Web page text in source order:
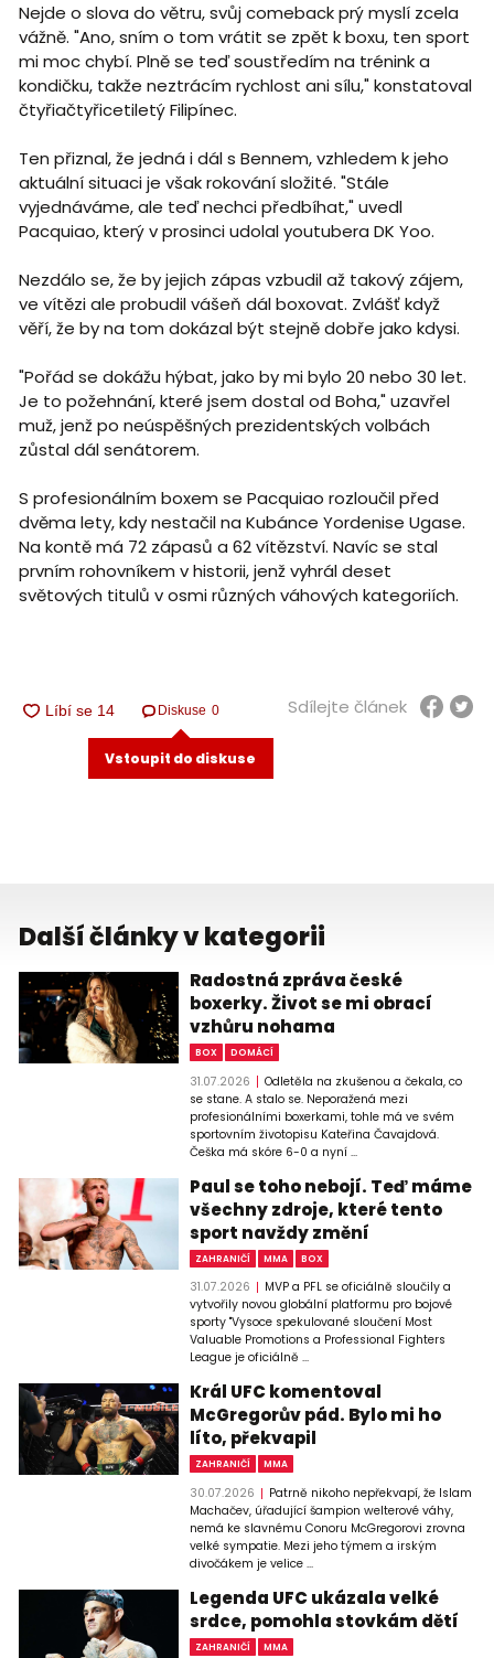
Nejde o slova do větru, svůj comeback prý myslí zcela
vážně. "Ano, sním o tom vrátit se zpět k boxu, ten sport
mi moc chybí. Plně se teď soustředím na trénink a
kondičku, takže neztrácím rychlost ani sílu," konstatoval
čtyřiačtyřicetiletý Filipínec.
Ten přiznal, že jedná i dál s Bennem, vzhledem k jeho
aktuální situaci je však rokování složité. "Stále
vyjednáváme, ale teď nechci předbíhat," uvedl
Pacquiao, který v prosinci udolal youtubera DK Yoo.
Nezdálo se, že by jejich zápas vzbudil až takový zájem,
ve vítězi ale probudil vášeň dál boxovat. Zvlášť když
věří, že by na tom dokázal být stejně dobře jako kdysi.
"Pořád se dokážu hýbat, jako by mi bylo 20 nebo 30 let.
Je to požehnání, které jsem dostal od Boha," uzavřel
muž, jenž po neúspěšných prezidentských volbách
zůstal dál senátorem.
S profesionálním boxem se Pacquiao rozloučil před
dvěma lety, kdy nestačil na Kubánce Yordenise Ugase.
Na kontě má 72 zápasů a 62 vítězství. Navíc se stal
prvním rohovníkem v historii, jenž vyhrál deset
světových titulů v osmi různých váhových kategoriích.
Diskuse 0
Vstoupit do diskuse
Sdílejte článek
Další články v kategorii
Radostná zpráva české
boxerky. Život se mi obrací
vzhůru nohama
BOX DOMÁCÍ
31.07.2026
Odletěla na zkušenou a čekala, co
se stane. A stalo se. Neporažená mezi
profesionálními boxerkami, tohle má ve svém
sportovním životopisu Kateřina Čavajdová.
Češka má skóre 6-0 a nyní ...
Paul se toho nebojí. Teď máme
všechny zdroje, které tento
sport navždy změní
ZAHRANIČÍ MMA BOX
31.07.2026
MVP a PFL se oficiálně sloučily a
vytvořily novou globální platformu pro bojové
sporty "Vysoce spekulované sloučení Most
Valuable Promotions a Professional Fighters
League je oficiálně ...
Král UFC komentoval
McGregorův pád. Bylo mi ho
líto, překvapil
ZAHRANIČÍ MMA
30.07.2026
Patrně nikoho nepřekvapí, že Islam
Machačev, úřadující šampion welterové váhy,
nemá ke slavnému Conoru McGregorovi zrovna
velké sympatie. Mezi jeho týmem a irským
divočákem je velice ...
Legenda UFC ukázala velké
srdce, pomohla stovkám dětí
ZAHRANIČÍ MMA